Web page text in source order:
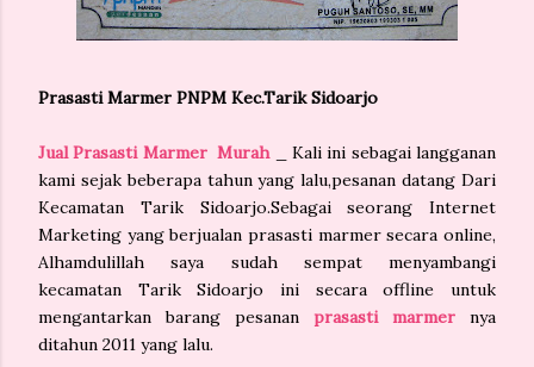
Prasasti Marmer PNPM Kec.Tarik Sidoarjo
Jual Prasasti Marmer Murah
_ Kali ini sebagai langganan
kami sejak beberapa tahun yang lalu,pesanan datang Dari
Kecamatan Tarik Sidoarjo.Sebagai seorang Internet
Marketing yang berjualan prasasti marmer secara online,
Alhamdulillah saya sudah sempat menyambangi
kecamatan Tarik Sidoarjo ini secara offline untuk
mengantarkan barang pesanan prasasti marmer
nya
ditahun 2011 yang lalu.